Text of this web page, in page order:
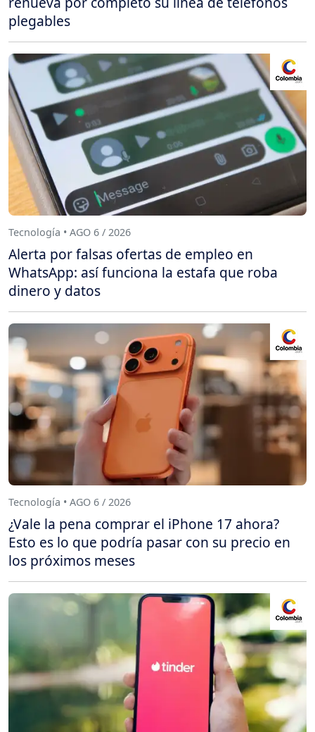
plegables
Tecnología • AGO 6 / 2026
Alerta por falsas ofertas de empleo en
WhatsApp: así funciona la estafa que roba
dinero y datos
Tecnología • AGO 6 / 2026
¿Vale la pena comprar el iPhone 17 ahora?
Esto es lo que podría pasar con su precio en
los próximos meses